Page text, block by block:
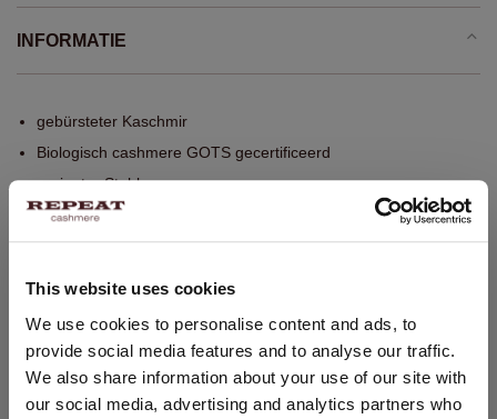
This website uses cookies
We use cookies to personalise content and ads, to
provide social media features and to analyse our traffic.
We also share information about your use of our site with
our social media, advertising and analytics partners who
INFORMATIE
gebürsteter Kaschmir
Biologisch cashmere GOTS gecertificeerd
gerippter Stehkragen
lange Puffärmel mit Rippstruktur
gerippte Bündchen
von Hand fertiggestellt
Alleen chemisch reinigen
100% Organisch Cashmere (GOTS gecertificeerd)
LAND WIJZIGEN
U bezoekt Repeat cashmere vanuit Nederland (€). Wilt u uw
land wijzigen?